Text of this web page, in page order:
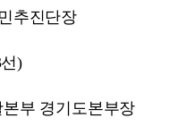
추진단장
)
부 경기도본부장